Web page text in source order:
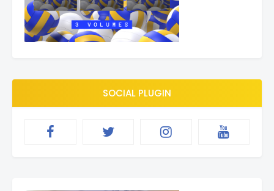
SOCIAL PLUGIN